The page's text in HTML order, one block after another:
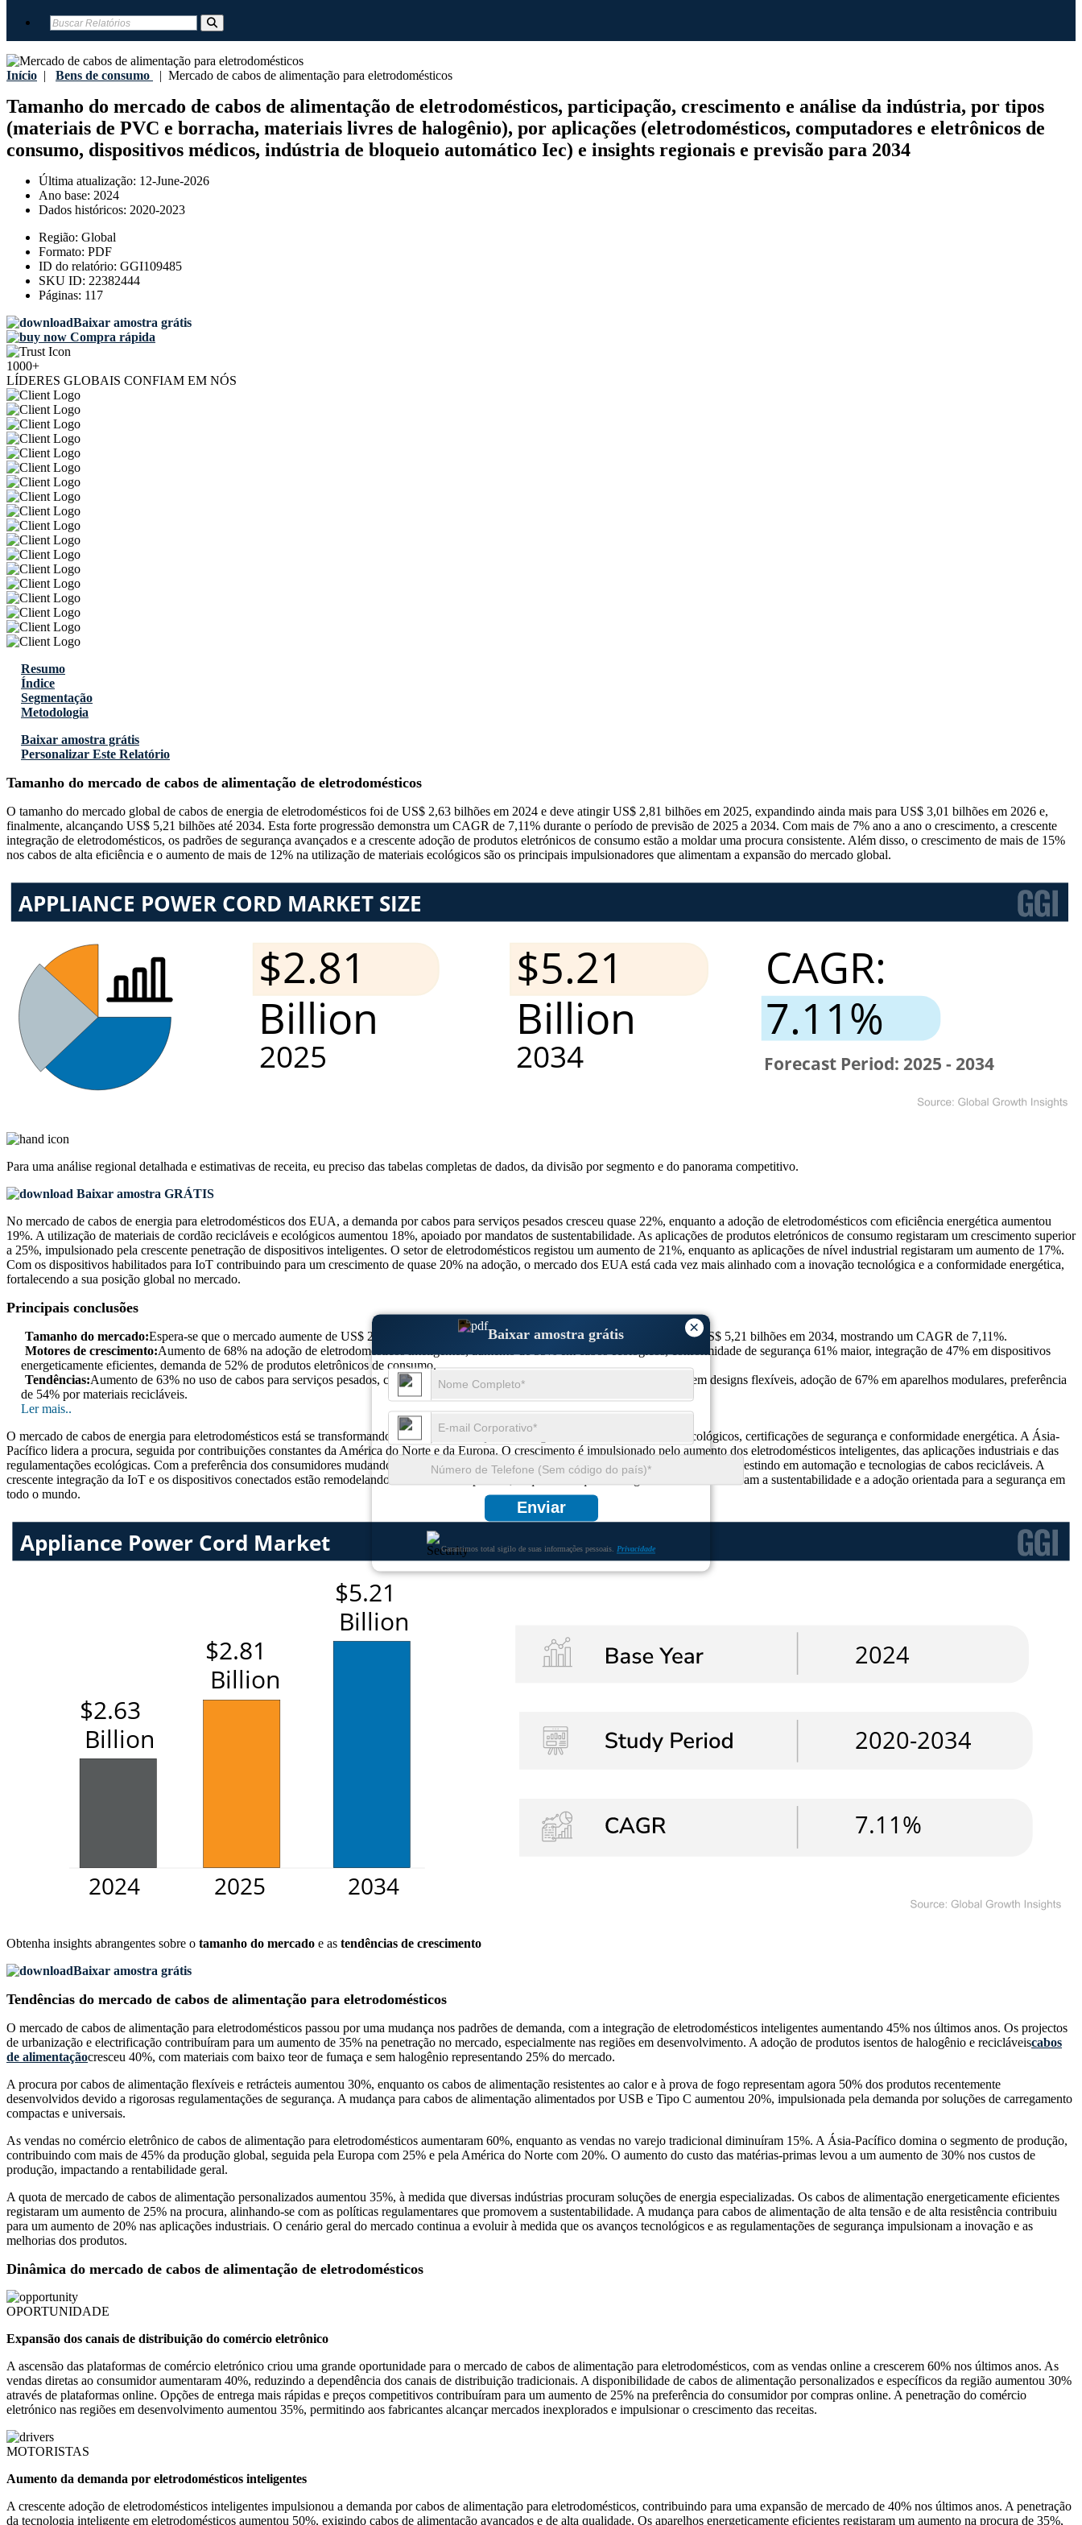
Início | Bens de consumo | Mercado de cabos de alimentação para eletrodomésticos
Tamanho do mercado de cabos de alimentação de eletrodomésticos, participação, crescimento e análise da indústria, por tipos
(materiais de PVC e borracha, materiais livres de halogênio), por aplicações (eletrodomésticos, computadores e eletrônicos de
consumo, dispositivos médicos, indústria de bloqueio automático Iec) e insights regionais e previsão para 2034
Última atualização: 12-June-2026
Ano base: 2024
Dados históricos: 2020-2023
Região: Global
Formato: PDF
ID do relatório: GGI109485
SKU ID: 22382444
Páginas: 117
Baixar amostra grátis
Compra rápida
1000+
LÍDERES GLOBAIS CONFIAM EM NÓS
×
Baixar amostra grátis
Enviar
Garantimos total sigilo de suas informações pessoais. Privacidade
Resumo
Índice
Segmentação
Metodologia
Baixar amostra grátis
Personalizar Este Relatório
Tamanho do mercado de cabos de alimentação de eletrodomésticos
O tamanho do mercado global de cabos de energia de eletrodomésticos foi de US$ 2,63 bilhões em 2024 e deve atingir US$ 2,81 bilhões em 2025, expandindo ainda mais para US$ 3,01 bilhões em 2026 e,
finalmente, alcançando US$ 5,21 bilhões até 2034. Esta forte progressão demonstra um CAGR de 7,11% durante o período de previsão de 2025 a 2034. Com mais de 7% ano a ano o crescimento, a crescente
integração de eletrodomésticos, os padrões de segurança avançados e a crescente adoção de produtos eletrónicos de consumo estão a moldar uma procura consistente. Além disso, o crescimento de mais de 15%
nos cabos de alta eficiência e o aumento de mais de 12% na utilização de materiais ecológicos são os principais impulsionadores que alimentam a expansão do mercado global.
Para uma análise regional detalhada e estimativas de receita, eu preciso das tabelas completas de dados, da divisão por segmento e do panorama competitivo.
Baixar amostra GRÁTIS
No mercado de cabos de energia para eletrodomésticos dos EUA, a demanda por cabos para serviços pesados ​​cresceu quase 22%, enquanto a adoção de eletrodomésticos com eficiência energética aumentou
19%. A utilização de materiais de cordão recicláveis ​​e ecológicos aumentou 18%, apoiado por mandatos de sustentabilidade. As aplicações de produtos eletrónicos de consumo registaram um crescimento superior
a 25%, impulsionado pela crescente penetração de dispositivos inteligentes. O setor de eletrodomésticos registou um aumento de 21%, enquanto as aplicações de nível industrial registaram um aumento de 17%.
Com os dispositivos habilitados para IoT contribuindo para um crescimento de quase 20% na adoção, o mercado dos EUA está cada vez mais alinhado com a inovação tecnológica e a conformidade energética,
fortalecendo a sua posição global no mercado.
Principais conclusões
Tamanho do mercado:Espera-se que o mercado aumente de US$ 2,63 bilhões em 2024 para US$ 2,81 bilhões em 2025, atingindo US$ 5,21 bilhões em 2034, mostrando um CAGR de 7,11%.
Motores de crescimento:Aumento de 68% na adoção de eletrodomésticos inteligentes, aumento de 55% em cabos ecológicos, conformidade de segurança 61% maior, integração de 47% em dispositivos
energeticamente eficientes, demanda de 52% de produtos eletrônicos de consumo.
Tendências:Aumento de 63% no uso de cabos para serviços pesados, crescimento de 58% na integração de IoT, expansão de 49% em designs flexíveis, adoção de 67% em aparelhos modulares, preferência
de 54% por materiais recicláveis.
Ler mais..
O mercado de cabos de energia para eletrodomésticos está se transformando com rápida inovação tecnológica, com foco em materiais ecológicos, certificações de segurança e conformidade energética. A Ásia-
Pacífico lidera a procura, seguida por contribuições constantes da América do Norte e da Europa. O crescimento é impulsionado pelo aumento dos eletrodomésticos inteligentes, das aplicações industriais e das
regulamentações ecológicas. Com a preferência dos consumidores mudando para soluções de energia duráveis ​​e flexíveis, os fabricantes estão investindo em automação e tecnologias de cabos recicláveis. A
crescente integração da IoT e os dispositivos conectados estão remodelando a dinâmica competitiva, enquanto os quadros regulamentares incentivam a sustentabilidade e a adoção orientada para a segurança em
todo o mundo.
Obtenha insights abrangentes sobre o tamanho do mercado e as tendências de crescimento
Baixar amostra grátis
Tendências do mercado de cabos de alimentação para eletrodomésticos
O mercado de cabos de alimentação para eletrodomésticos passou por uma mudança nos padrões de demanda, com a integração de eletrodomésticos inteligentes aumentando 45% nos últimos anos. Os projectos
de urbanização e electrificação contribuíram para um aumento de 35% na penetração no mercado, especialmente nas regiões em desenvolvimento. A adoção de produtos isentos de halogênio e recicláveiscabos
de alimentaçãocresceu 40%, com materiais com baixo teor de fumaça e sem halogênio representando 25% do mercado.
A procura por cabos de alimentação flexíveis e retrácteis aumentou 30%, enquanto os cabos de alimentação resistentes ao calor e à prova de fogo representam agora 50% dos produtos recentemente
desenvolvidos devido a rigorosas regulamentações de segurança. A mudança para cabos de alimentação alimentados por USB e Tipo C aumentou 20%, impulsionada pela demanda por soluções de carregamento
compactas e universais.
As vendas no comércio eletrônico de cabos de alimentação para eletrodomésticos aumentaram 60%, enquanto as vendas no varejo tradicional diminuíram 15%. A Ásia-Pacífico domina o segmento de produção,
contribuindo com mais de 45% da produção global, seguida pela Europa com 25% e pela América do Norte com 20%. O aumento do custo das matérias-primas levou a um aumento de 30% nos custos de
produção, impactando a rentabilidade geral.
A quota de mercado de cabos de alimentação personalizados aumentou 35%, à medida que diversas indústrias procuram soluções de energia especializadas. Os cabos de alimentação energeticamente eficientes
registaram um aumento de 25% na procura, alinhando-se com as políticas regulamentares que promovem a sustentabilidade. A mudança para cabos de alimentação de alta tensão e de alta resistência contribuiu
para um aumento de 20% nas aplicações industriais. O cenário geral do mercado continua a evoluir à medida que os avanços tecnológicos e as regulamentações de segurança impulsionam a inovação e as
melhorias dos produtos.
Dinâmica do mercado de cabos de alimentação de eletrodomésticos
OPORTUNIDADE
Expansão dos canais de distribuição do comércio eletrônico
A ascensão das plataformas de comércio eletrónico criou uma grande oportunidade para o mercado de cabos de alimentação para eletrodomésticos, com as vendas online a crescerem 60% nos últimos anos. As
vendas diretas ao consumidor aumentaram 40%, reduzindo a dependência dos canais de distribuição tradicionais. A disponibilidade de cabos de alimentação personalizados e específicos da região aumentou 30%
através de plataformas online. Opções de entrega mais rápidas e preços competitivos contribuíram para um aumento de 25% na preferência do consumidor por compras online. A penetração do comércio
eletrónico nas regiões em desenvolvimento aumentou 35%, permitindo aos fabricantes alcançar mercados inexplorados e impulsionar o crescimento das receitas.
MOTORISTAS
Aumento da demanda por eletrodomésticos inteligentes
A crescente adoção de eletrodomésticos inteligentes impulsionou a demanda por cabos de alimentação para eletrodomésticos, contribuindo para uma expansão de mercado de 40% nos últimos anos. A penetração
da tecnologia inteligente em eletrodomésticos aumentou 50%, exigindo cabos de alimentação avançados e de alta qualidade. Os aparelhos energeticamente eficientes registaram um aumento na procura de 35%,